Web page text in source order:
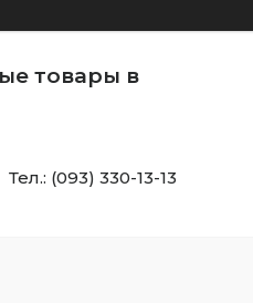
товары в
Тел.: (093) 330-13-13